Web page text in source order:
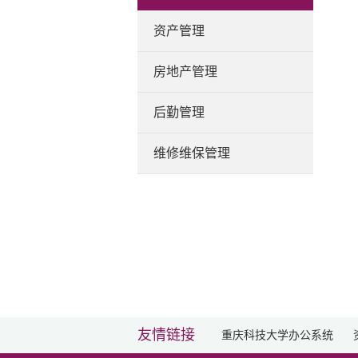
资产管理
房地产管理
后勤管理
维修维保管理
友情链接 重庆科技大学办公系统